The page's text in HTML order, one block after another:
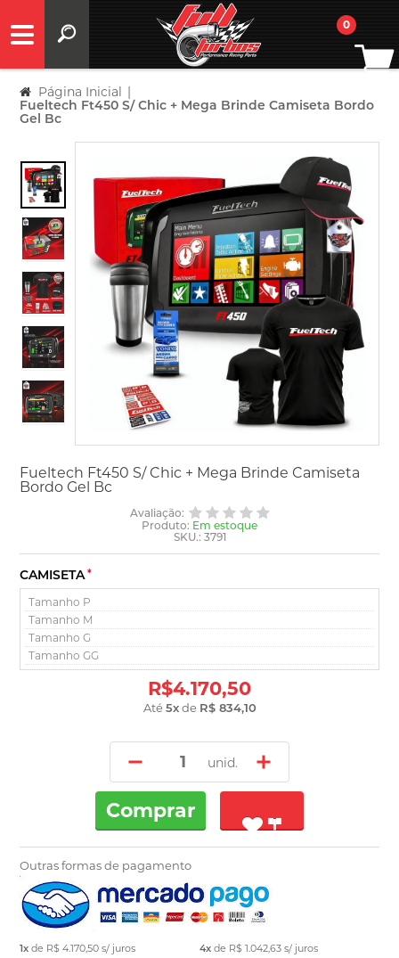
0
Página Inicial |
Fueltech Ft450 S/ Chic + Mega Brinde Camiseta Bordo
Gel Bc
Fueltech Ft450 S/ Chic + Mega Brinde Camiseta
Bordo Gel Bc
Avaliação:
Produto: Em estoque
SKU.: 3791
*
CAMISETA
R$4.170,50
Até5xde R$ 834,10
unid.
Comprar
Outras formas de pagamento
1xde R$ 4.170,50s/ juros
4x de R$ 1.042,63 s/ juros